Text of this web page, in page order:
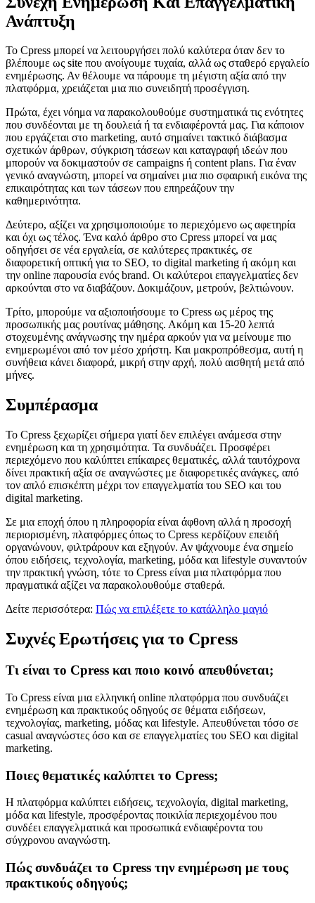
Ανάπτυξη
Το Cpress μπορεί να λειτουργήσει πολύ καλύτερα όταν δεν το
βλέπουμε ως site που ανοίγουμε τυχαία, αλλά ως σταθερό εργαλείο
ενημέρωσης. Αν θέλουμε να πάρουμε τη μέγιστη αξία από την
πλατφόρμα, χρειάζεται μια πιο συνειδητή προσέγγιση.
Πρώτα, έχει νόημα να παρακολουθούμε συστηματικά τις ενότητες
που συνδέονται με τη δουλειά ή τα ενδιαφέροντά μας. Για κάποιον
που εργάζεται στο marketing, αυτό σημαίνει τακτικό διάβασμα
σχετικών άρθρων, σύγκριση τάσεων και καταγραφή ιδεών που
μπορούν να δοκιμαστούν σε campaigns ή content plans. Για έναν
γενικό αναγνώστη, μπορεί να σημαίνει μια πιο σφαιρική εικόνα της
επικαιρότητας και των τάσεων που επηρεάζουν την
καθημερινότητα.
Δεύτερο, αξίζει να χρησιμοποιούμε το περιεχόμενο ως αφετηρία
και όχι ως τέλος. Ένα καλό άρθρο στο Cpress μπορεί να μας
οδηγήσει σε νέα εργαλεία, σε καλύτερες πρακτικές, σε
διαφορετική οπτική για το SEO, το digital marketing ή ακόμη και
την online παρουσία ενός brand. Οι καλύτεροι επαγγελματίες δεν
αρκούνται στο να διαβάζουν. Δοκιμάζουν, μετρούν, βελτιώνουν.
Τρίτο, μπορούμε να αξιοποιήσουμε το Cpress ως μέρος της
προσωπικής μας ρουτίνας μάθησης. Ακόμη και 15-20 λεπτά
στοχευμένης ανάγνωσης την ημέρα αρκούν για να μείνουμε πιο
ενημερωμένοι από τον μέσο χρήστη. Και μακροπρόθεσμα, αυτή η
συνήθεια κάνει διαφορά, μικρή στην αρχή, πολύ αισθητή μετά από
μήνες.
Συμπέρασμα
Το Cpress ξεχωρίζει σήμερα γιατί δεν επιλέγει ανάμεσα στην
ενημέρωση και τη χρησιμότητα. Τα συνδυάζει. Προσφέρει
περιεχόμενο που καλύπτει επίκαιρες θεματικές, αλλά ταυτόχρονα
δίνει πρακτική αξία σε αναγνώστες με διαφορετικές ανάγκες, από
τον απλό επισκέπτη μέχρι τον επαγγελματία του SEO και του
digital marketing.
Σε μια εποχή όπου η πληροφορία είναι άφθονη αλλά η προσοχή
περιορισμένη, πλατφόρμες όπως το Cpress κερδίζουν επειδή
οργανώνουν, φιλτράρουν και εξηγούν. Αν ψάχνουμε ένα σημείο
όπου ειδήσεις, τεχνολογία, marketing, μόδα και lifestyle συναντούν
την πρακτική γνώση, τότε το Cpress είναι μια πλατφόρμα που
πραγματικά αξίζει να παρακολουθούμε σταθερά.
Δείτε περισσότερα: Πώς να επιλέξετε το κατάλληλο μαγιό
Συχνές Ερωτήσεις για το Cpress
Τι είναι το Cpress και ποιο κοινό απευθύνεται;
Το Cpress είναι μια ελληνική online πλατφόρμα που συνδυάζει
ενημέρωση και πρακτικούς οδηγούς σε θέματα ειδήσεων,
τεχνολογίας, marketing, μόδας και lifestyle. Απευθύνεται τόσο σε
casual αναγνώστες όσο και σε επαγγελματίες του SEO και digital
marketing.
Ποιες θεματικές καλύπτει το Cpress;
Η πλατφόρμα καλύπτει ειδήσεις, τεχνολογία, digital marketing,
μόδα και lifestyle, προσφέροντας ποικιλία περιεχομένου που
συνδέει επαγγελματικά και προσωπικά ενδιαφέροντα του
σύγχρονου αναγνώστη.
Πώς συνδυάζει το Cpress την ενημέρωση με τους
πρακτικούς οδηγούς;